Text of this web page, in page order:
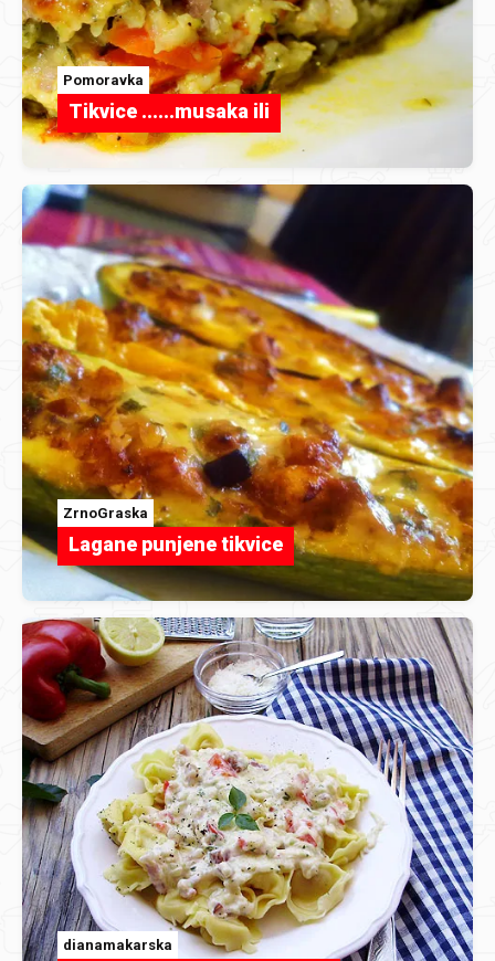
Pomoravka
Tikvice ......musaka ili
ZrnoGraska
Lagane punjene tikvice
dianamakarska